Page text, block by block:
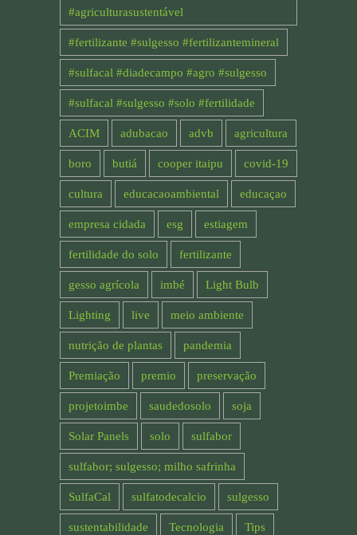
#agriculturasustentável
#fertilizante #sulgesso #fertilizantemineral
#sulfacal #diadecampo #agro #sulgesso
#sulfacal #sulgesso #solo #fertilidade
ACIM adubacao advb agricultura
boro butiá cooper itaipu covid-19
cultura educacaoambiental educaçao
empresa cidada esg estiagem
fertilidade do solo fertilizante
gesso agrícola imbé Light Bulb
Lighting live meio ambiente
nutrição de plantas pandemia
Premiação premio preservação
projetoimbe saudedosolo soja
Solar Panels solo sulfabor
sulfabor; sulgesso; milho safrinha
SulfaCal sulfatodecalcio sulgesso
sustentabilidade Tecnologia Tips